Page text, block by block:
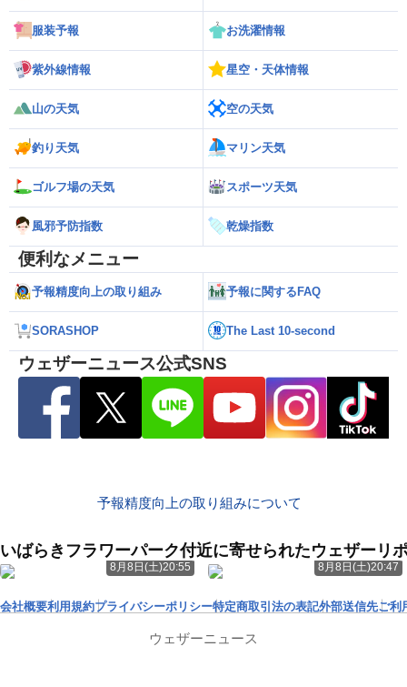
服装予報 お洗濯情報
紫外線情報 星空・天体情報
山の天気 空の天気
釣り天気 マリン天気
ゴルフ場の天気 スポーツ天気
風邪予防指数 乾燥指数
便利なメニュー
予報精度向上の取り組み 予報に関するFAQ
SORASHOP The Last 10-second
ウェザーニュース公式SNS
予報精度向上の取り組みについて
いばらきフラワーパーク付近に寄せられたウェザーリ
8月8日(土)20:55 8月8日(土)20:47
会社概要利用規約プライバシーポリシー特定商取引法の表記外部送信先ご利
ウェザーニュース